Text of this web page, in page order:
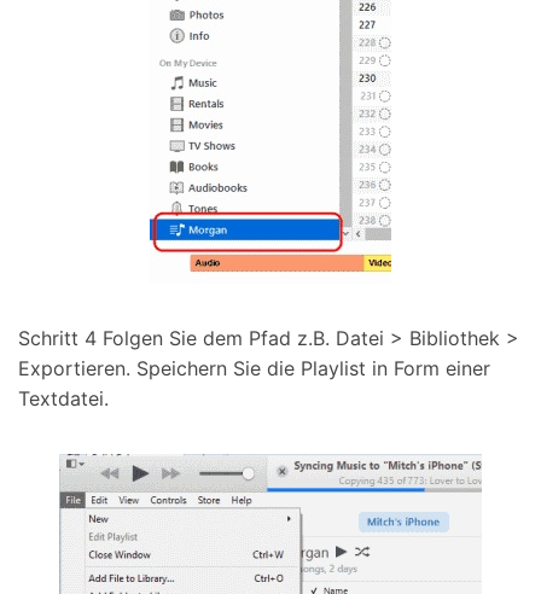
Schritt 4 Folgen Sie dem Pfad z.B. Datei > Bibliothek >
Exportieren. Speichern Sie die Playlist in Form einer
Textdatei.